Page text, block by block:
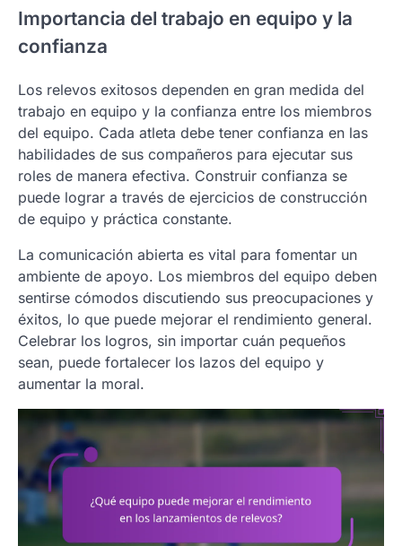
Importancia del trabajo en equipo y la
confianza
Los relevos exitosos dependen en gran medida del
trabajo en equipo y la confianza entre los miembros
del equipo. Cada atleta debe tener confianza en las
habilidades de sus compañeros para ejecutar sus
roles de manera efectiva. Construir confianza se
puede lograr a través de ejercicios de construcción
de equipo y práctica constante.
La comunicación abierta es vital para fomentar un
ambiente de apoyo. Los miembros del equipo deben
sentirse cómodos discutiendo sus preocupaciones y
éxitos, lo que puede mejorar el rendimiento general.
Celebrar los logros, sin importar cuán pequeños
sean, puede fortalecer los lazos del equipo y
aumentar la moral.